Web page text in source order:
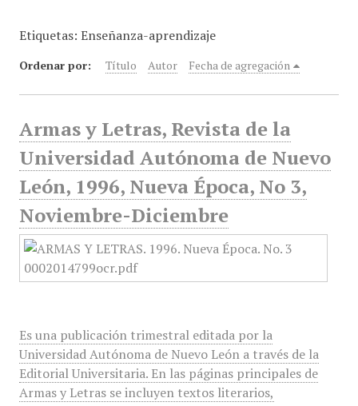
Etiquetas: Enseñanza-aprendizaje
Ordenar por: Título Autor Fecha de agregación
Armas y Letras, Revista de la
Universidad Autónoma de Nuevo
León, 1996, Nueva Época, No 3,
Noviembre-Diciembre
Es una publicación trimestral editada por la
Universidad Autónoma de Nuevo León a través de la
Editorial Universitaria. En las páginas principales de
Armas y Letras se incluyen textos literarios,